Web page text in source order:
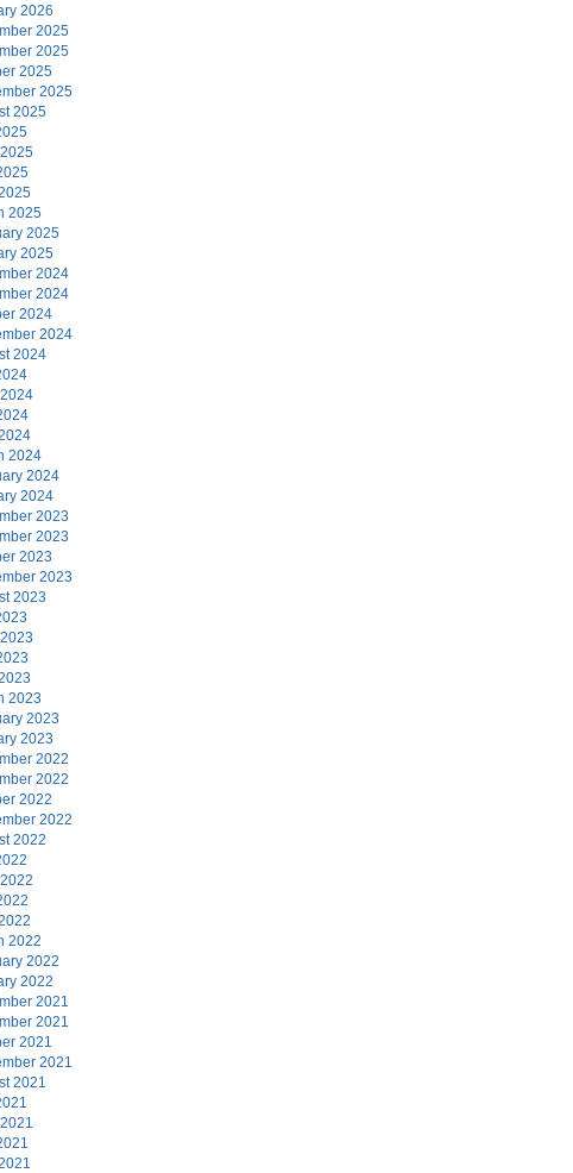
2026
2025
2025
2025
2025
2025
2025
2025
2025
2024
2024
2024
2024
2024
2024
2024
2024
2023
2023
2023
2023
2023
2023
2023
2023
2022
2022
2022
2022
2022
2022
2022
2022
2021
2021
2021
2021
2021